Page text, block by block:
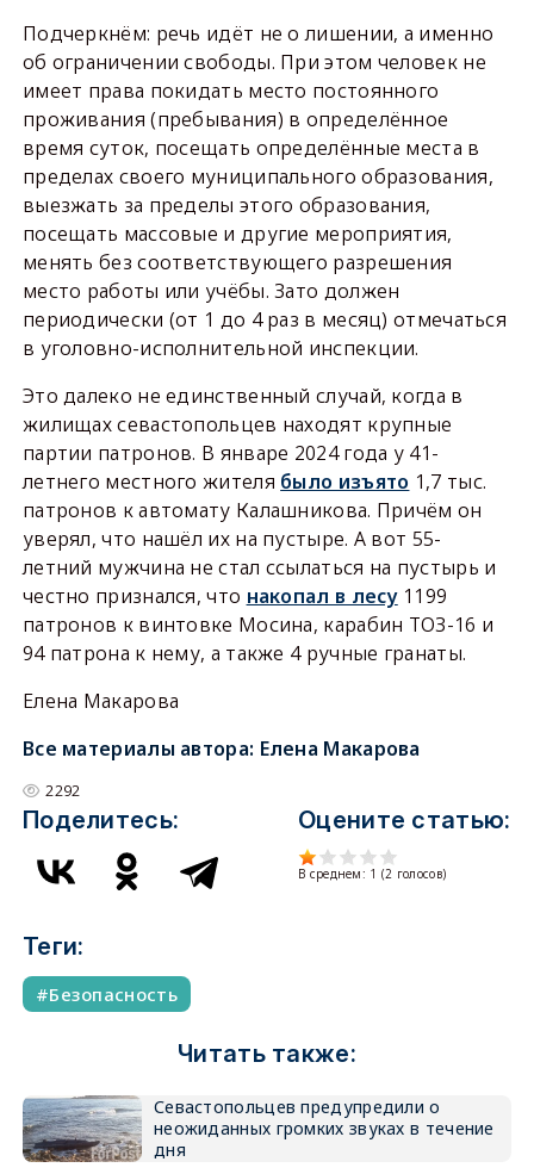
Подчеркнём: речь идёт не о лишении, а именно
об ограничении свободы. При этом человек не
имеет права покидать место постоянного
проживания (пребывания) в определённое
время суток, посещать определённые места в
пределах своего муниципального образования,
выезжать за пределы этого образования,
посещать массовые и другие мероприятия,
менять без соответствующего разрешения
место работы или учёбы. Зато должен
периодически (от 1 до 4 раз в месяц) отмечаться
в уголовно-исполнительной инспекции.
Это далеко не единственный случай, когда в
жилищах севастопольцев находят крупные
партии патронов. В январе 2024 года у 41-
летнего местного жителя было изъято 1,7 тыс.
патронов к автомату Калашникова. Причём он
уверял, что нашёл их на пустыре. А вот 55-
летний мужчина не стал ссылаться на пустырь и
честно признался, что накопал в лесу1199
патронов к винтовке Мосина, карабин ТОЗ-16 и
94 патрона к нему, а также 4 ручные гранаты.
Елена Макарова
Все материалы автора: Елена Макарова
2292
Поделитесь: Оцените статью:
В среднем: 1 (2 голосов)
Теги:
Безопасность
Читать также:
Севастопольцев предупредили о
неожиданных громких звуках в течение
дня